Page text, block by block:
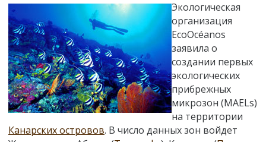
Экологическая
организация
EcoOcéanos
заявила о
создании первых
экологических
прибрежных
микрозон (MAELs)
на территории
Канарских островов. В число данных зон войдет